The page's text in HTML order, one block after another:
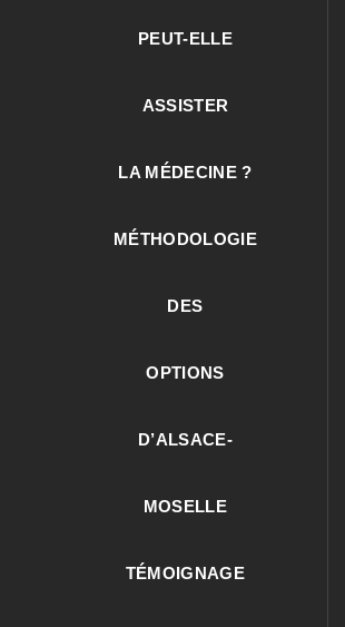
PEUT-ELLE
ASSISTER
LA MÉDECINE ?
MÉTHODOLOGIE
DES
OPTIONS
D’ALSACE-
MOSELLE
TÉMOIGNAGE